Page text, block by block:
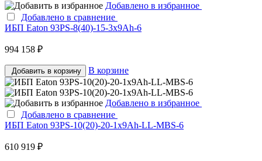
Добавлено в избранное
Добавлено в сравнение
ИБП Eaton 93PS-8(40)-15-3x9Ah-6
994 158 ₽
Добавить в корзину В корзине
Добавлено в избранное
Добавлено в сравнение
ИБП Eaton 93PS-10(20)-20-1x9Ah-LL-MBS-6
610 919 ₽